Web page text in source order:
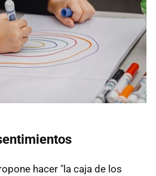
hacer "la caja de los